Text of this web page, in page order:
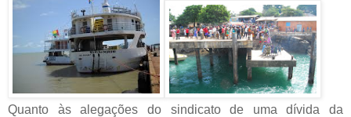
Quanto às alegações do sindicato de uma dívida da